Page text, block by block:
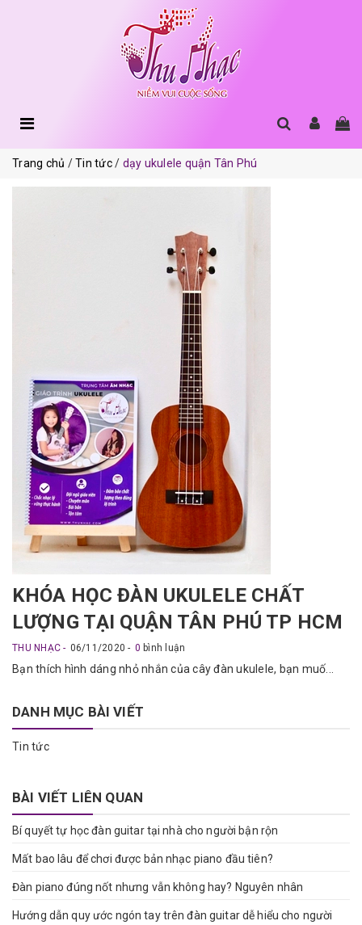
Trang chủ Tin tức dạy ukulele quận Tân Phú
KHÓA HỌC ĐÀN UKULELE CHẤT
LƯỢNG TẠI QUẬN TÂN PHÚ TP HCM
THU NHẠC 06/11/2020 0 bình luận
Bạn thích hình dáng nhỏ nhắn của cây đàn ukulele, bạn muố...
DANH MỤC BÀI VIẾT
Tin tức
BÀI VIẾT LIÊN QUAN
Bí quyết tự học đàn guitar tại nhà cho người bận rộn
Mất bao lâu để chơi được bản nhạc piano đầu tiên?
Đàn piano đúng nốt nhưng vẫn không hay? Nguyên nhân
Hướng dẫn quy ước ngón tay trên đàn guitar dễ hiểu cho người